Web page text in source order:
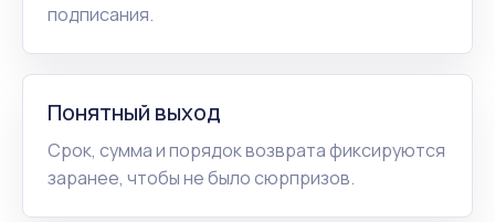
подписания.
Понятный выход
Срок, сумма и порядок возврата фиксируются
заранее, чтобы не было сюрпризов.